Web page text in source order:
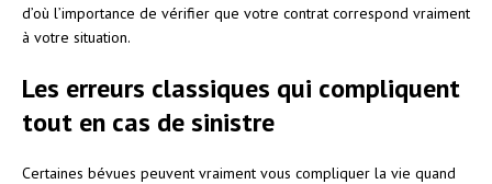
d’où l’importance de vérifier que votre contrat correspond vraiment
à votre situation.
Les erreurs classiques qui compliquent
tout en cas de sinistre
Certaines bévues peuvent vraiment vous compliquer la vie quand